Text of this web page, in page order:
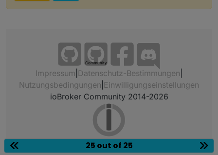
Community
Impressum Datenschutz-Bestimmungen
Nutzungsbedingungen Einwilligungseinstellungen
ioBroker Community 2014-2026
25 out of 25